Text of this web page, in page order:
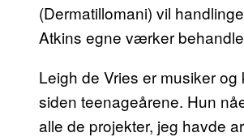
(Dermatillomani) vil
Atkins egne værker
Leigh de Vries er musiker
siden teenageårene. Hun
alle de projekter, jeg havde